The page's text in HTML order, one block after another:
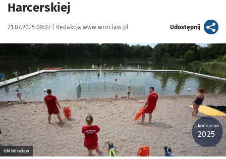
Harcerskiej
Data publikacji:
21.07.2025 09:07 | Autor:
Redakcja www.wroclaw.pl Udostępnijartykuł
Kliknij, aby powiększyć
UM Wrocław
Ukończono:
2025